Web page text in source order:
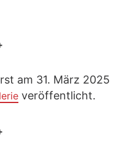
am 31. März 2025
veröffentlicht.